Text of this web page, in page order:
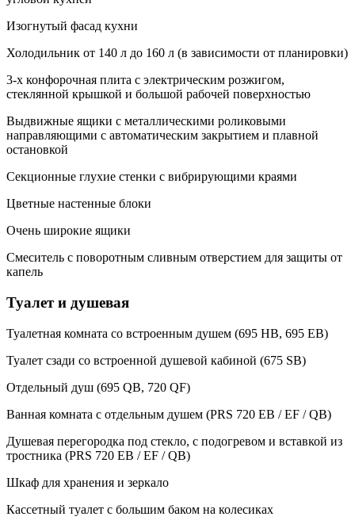
Изогнутый фасад кухни
Холодильник от 140 л до 160 л (в зависимости от планировки)
3-х конфорочная плита с электрическим розжигом,
стеклянной крышкой и большой рабочей поверхностью
Выдвижные ящики с металлическими роликовыми
направляющими с автоматическим закрытием и плавной
остановкой
Секционные глухие стенки с вибрирующими краями
Цветные настенные блоки
Очень широкие ящики
Смеситель с поворотным сливным отверстием для защиты от
капель
Туалет и душевая
Туалетная комната со встроенным душем (695 HB, 695 EB)
Туалет сзади со встроенной душевой кабиной (675 SB)
Отдельный душ (695 QB, 720 QF)
Ванная комната с отдельным душем (PRS 720 EB / EF / QB)
Душевая перегородка под стекло, с подогревом и вставкой из
тростника (PRS 720 EB / EF / QB)
Шкаф для хранения и зеркало
Кассетный туалет с большим баком на колесиках